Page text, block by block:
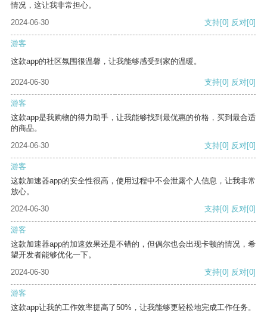
情况，这让我非常担心。
2024-06-30
支持[0] 反对[0]
游客
这款app的社区氛围很温馨，让我能够感受到家的温暖。
2024-06-30 支持[0] 反对[0]
游客
这款app是我购物的得力助手，让我能够找到最优惠的价格，买到最合适
的商品。
2024-06-30
支持[0] 反对[0]
游客
这款加速器app的安全性很高，使用过程中不会泄露个人信息，让我非常
放心。
2024-06-30
支持[0] 反对[0]
游客
这款加速器app的加速效果还是不错的，但偶尔也会出现卡顿的情况，希
望开发者能够优化一下。
2024-06-30
支持[0] 反对[0]
游客
这款app让我的工作效率提高了50%，让我能够更轻松地完成工作任务。